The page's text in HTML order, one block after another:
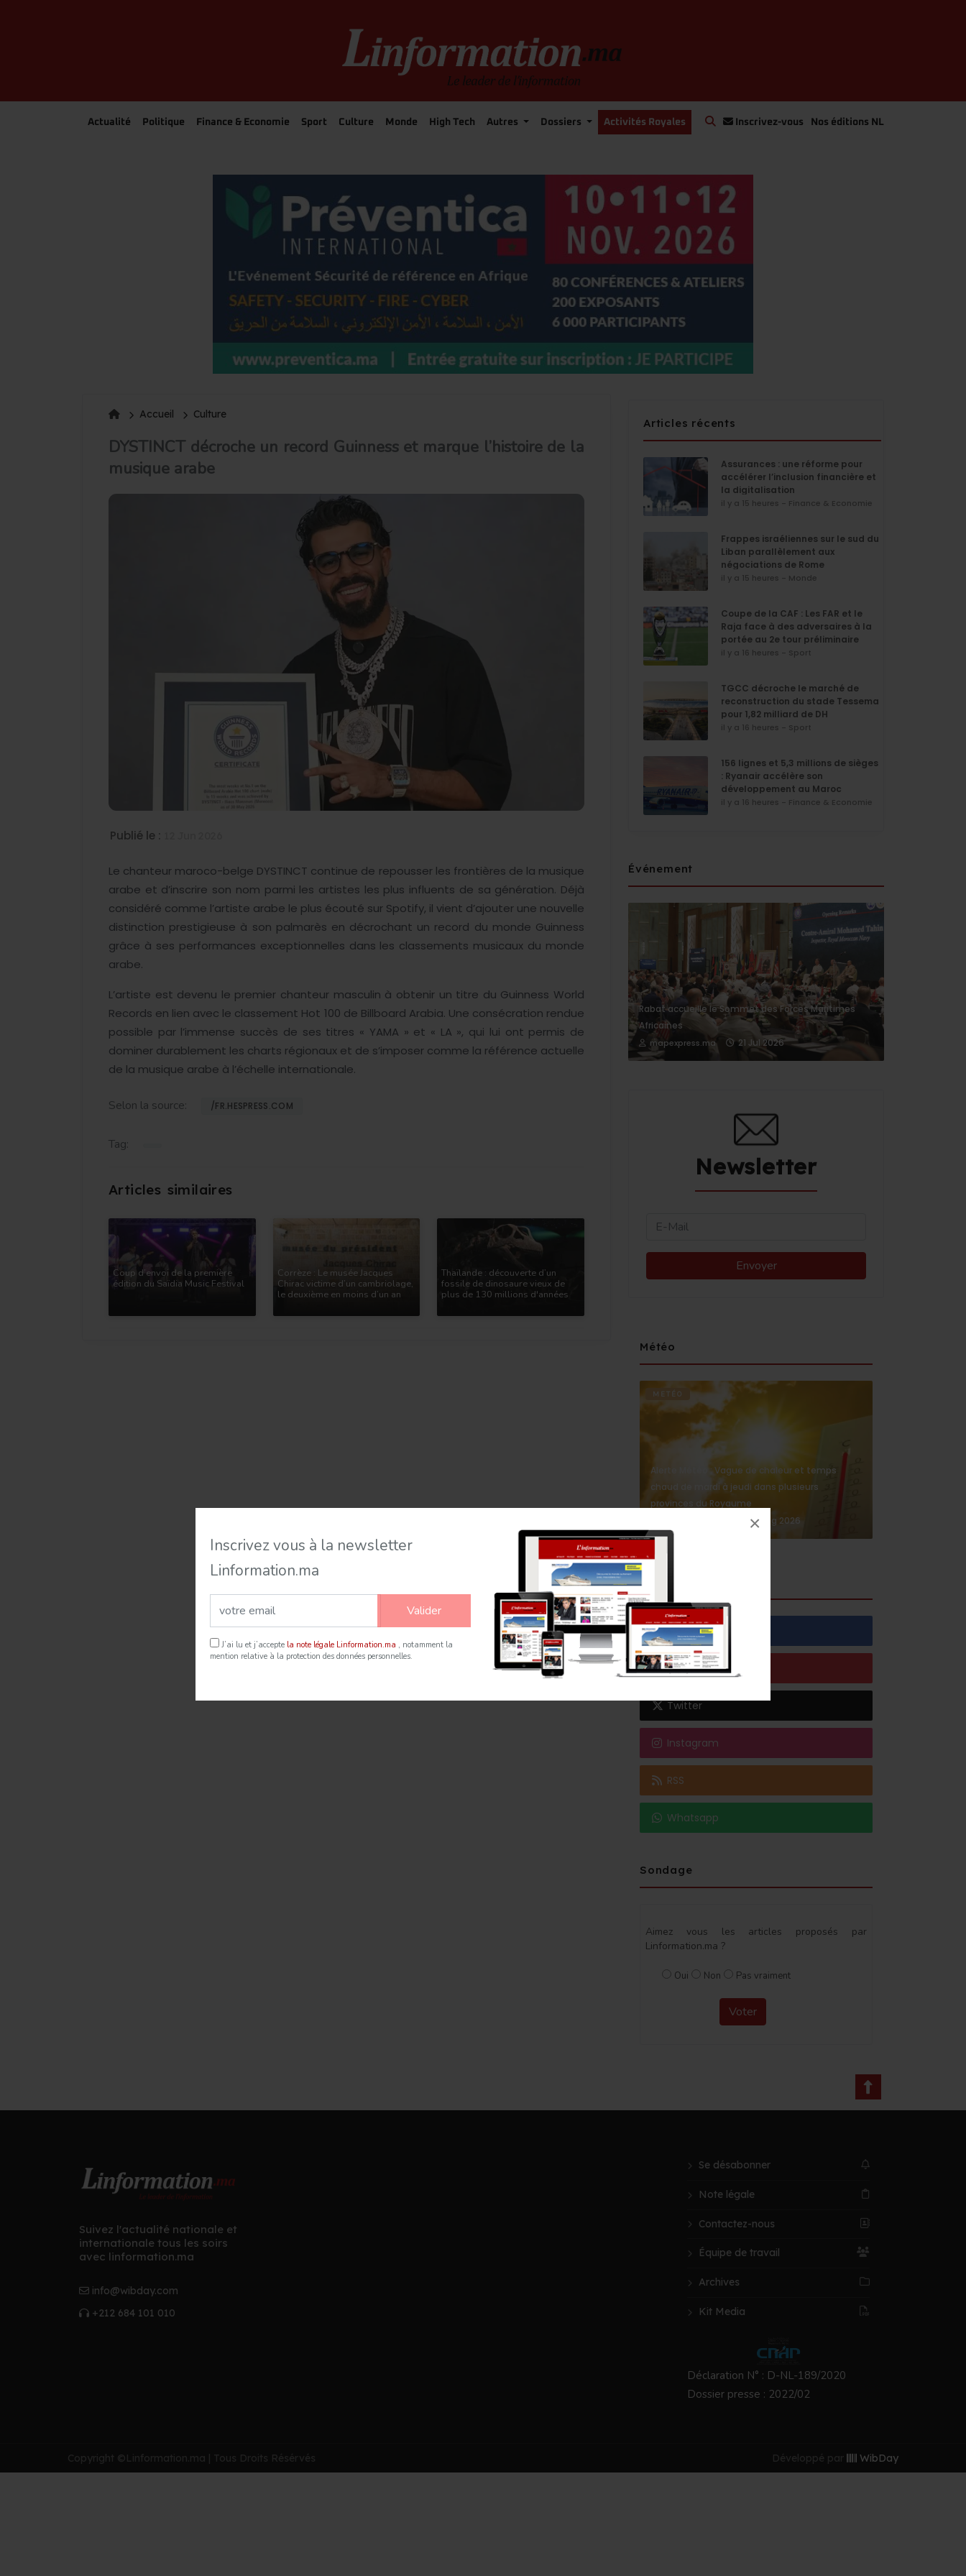
Inscrivez vous à la newsletter
Linformation.ma
Valider
J’ai lu et j’accepte la note légale Linformation.ma , notamment la
mention relative à la protection des données personnelles.
×
Actualité Politique Finance & Economie Sport Culture Monde High Tech Autres Dossiers Activités Royales Inscrivez-vous Nos éditions NL
Accueil Culture
DYSTINCT décroche un record Guinness et marque l’histoire de la
musique arabe
Publié le :
Le chanteur maroco-belge DYSTINCT continue de repousser les frontières de la musique
arabe et d’inscrire son nom parmi les artistes les plus influents de sa génération. Déjà
considéré comme l’artiste arabe le plus écouté sur Spotify, il vient d’ajouter une nouvelle
distinction prestigieuse à son palmarès en décrochant un record du monde Guinness
grâce à ses performances exceptionnelles dans les classements musicaux du monde
arabe.
L’artiste est devenu le premier chanteur masculin à obtenir un titre du Guinness World
Records en lien avec le classement Hot 100 de Billboard Arabia. Une consécration rendue
possible par l’immense succès de ses titres « YAMA » et « LA », qui lui ont permis de
dominer durablement les charts régionaux et de s’imposer comme la référence actuelle
de la musique arabe à l’échelle internationale.
Selon la source: /FR.HESPRESS.COM
Tag:
Coup d’envoi de la première
édition du Saïdia Music Festival
Corrèze : Le musée Jacques
Chirac victime d’un cambriolage,
le deuxième en moins d’un an
Thaïlande : découverte d’un
fossile de dinosaure vieux de
plus de 130 millions d'années
Articles récents
Assurances : une réforme pour
accélérer l’inclusion financière et
la digitalisation
il y a 15 heures - Finance & Economie
Frappes israéliennes sur le sud du
Liban parallèlement aux
négociations de Rome
il y a 15 heures - Monde
Coupe de la CAF : Les FAR et le
Raja face à des adversaires à la
portée au 2e tour préliminaire
il y a 16 heures - Sport
TGCC décroche le marché de
reconstruction du stade Tessema
pour 1,82 milliard de DH
il y a 16 heures - Sport
156 lignes et 5,3 millions de sièges
: Ryanair accélère son
développement au Maroc
il y a 16 heures - Finance & Economie
Événement
Rabat accueille le Sommet des Forces Maritimes
Africaines
mapexpress.ma 21 Jul 2026
Newsletter
Météo
METÉO
Alerte Météo : Vague de chaleur et temps
chaud de mardi à jeudi dans plusieurs
provinces du Royaume
4 Aug 2026
Social media
Facebook
Youtube
Twitter
Instagram
RSS
Whatsapp
Sondage
Aimez vous les articles proposés par
Linformation.ma ?
Oui Non Pas vraiment
Voter
Suivez l'actualité nationale et
internationale tous les soirs
avec linformation.ma
info@wibday.com
+212 684 101 010
Se désabonner
Note légale
Contactez-nous
Équipe de travail
Archives
Kit Media
Déclaration N° : D-NL-189/2020
Dossier presse : 2022/02
Copyright ©Linformation.ma | Tous Droits Résérvés Développé par WibDay